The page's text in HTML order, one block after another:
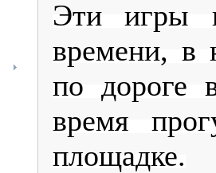
Эти игры
времени, в
по дороге
время
площадке.